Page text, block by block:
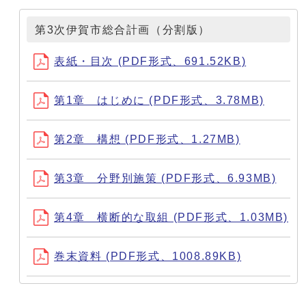
第3次伊賀市総合計画（分割版）
表紙・目次 (PDF形式、691.52KB)
第1章 はじめに (PDF形式、3.78MB)
第2章 構想 (PDF形式、1.27MB)
第3章 分野別施策 (PDF形式、6.93MB)
第4章 横断的な取組 (PDF形式、1.03MB)
巻末資料 (PDF形式、1008.89KB)